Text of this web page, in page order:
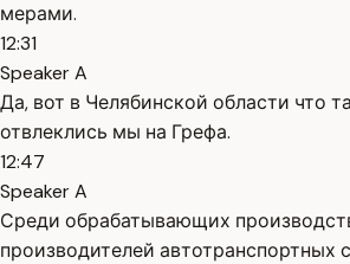
мерами.
12:31
Speaker A
Да, вот в Челябинской области что
отвлеклись мы на Грефа.
12:47
Speaker A
Среди обрабатывающих
производителей автотранспортных